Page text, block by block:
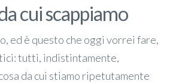
cui scappiamo
ed è questo che oggi vorrei fare,
tutti, indistintamente,
da cui stiamo ripetutamente